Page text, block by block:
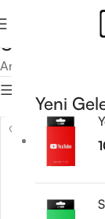
Yeni
Office 365
Ana Sayfa